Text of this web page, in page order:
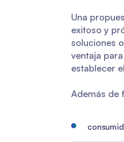
Una
exitoso y
soluciones
ventaja
establecer
Además de